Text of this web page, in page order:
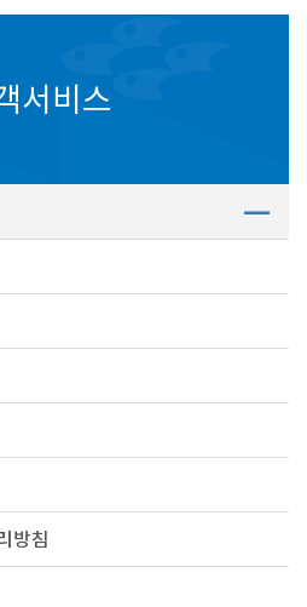
서비스
방침